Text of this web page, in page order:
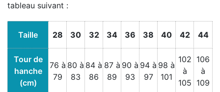
tableau suivant :
Taille 28 30 32 34 36 38 40 42 44
Tour de
hanche
(cm)
76 à
79
80 à
83
84 à
86
87 à
89
90 à
93
94 à
97
98 à
101
102
à
105
106
à
109